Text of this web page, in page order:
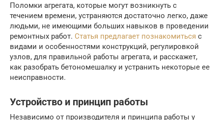
Поломки агрегата, которые могут возникнуть с
течением времени, устраняются достаточно легко, даже
людьми, не имеющими больших навыков в проведении
ремонтных работ. Статья предлагает познакомиться с
видами и особенностями конструкций, регулировкой
узлов, для правильной работы агрегата, и расскажет,
как разобрать бетономешалку и устранить некоторые ее
неисправности.
Устройство и принцип работы
Независимо от производителя и принципа работы у